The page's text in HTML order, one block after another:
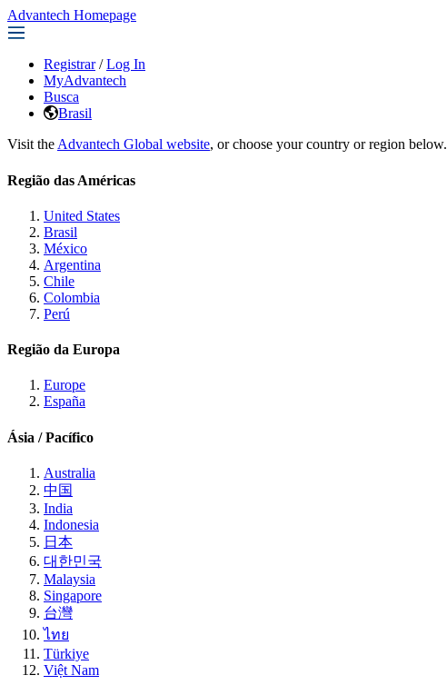
Advantech Homepage
Registrar / Log In
MyAdvantech
Busca
Brasil
Visit the Advantech Global website, or choose your country or region below.
Região das Américas
United States
Brasil
México
Argentina
Chile
Colombia
Perú
Região da Europa
Europe
España
Ásia / Pacífico
Australia
中国
India
Indonesia
日本
대한민국
Malaysia
Singapore
台灣
ไทย
Türkiye
Việt Nam